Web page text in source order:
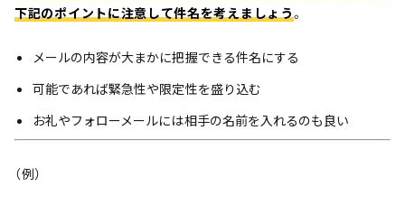
下記のポイントに注意して件名を考えましょう。
メールの内容が大まかに把握できる件名にする
可能であれば緊急性や限定性を盛り込む
お礼やフォローメールには相手の名前を入れるのも良い
（例）